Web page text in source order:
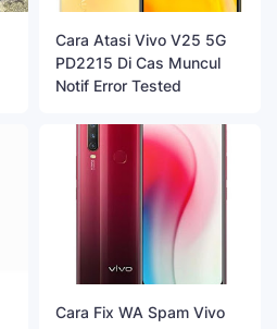
Cara Atasi Vivo V25 5G
PD2215 Di Cas Muncul
Notif Error Tested
Cara Fix WA Spam Vivo